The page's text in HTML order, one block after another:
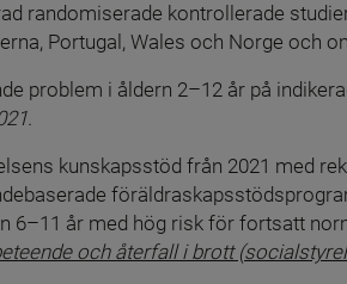
randomiserade kontrollerade
Portugal, Wales och Norge och
problem i åldern 2–12 år på
annan webbplats, öppnas i nytt fönster.
.
kunskapsstöd från 2021 med
6–11 år med hög risk för fortsatt
och återfall i brott